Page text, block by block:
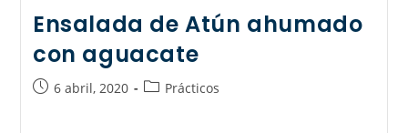
Ensalada de Atún ahumado
con aguacate
6 abril, 2020 Prácticos